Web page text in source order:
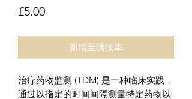
£5.00價格
新增至購物車
治疗药物监测 (TDM) 是一种临床实践，
通过以指定的时间间隔测量特定药物以